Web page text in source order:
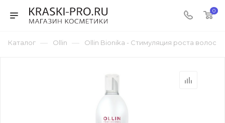
0
Каталог — Ollin — Ollin Bionika - Стимуляция роста волос